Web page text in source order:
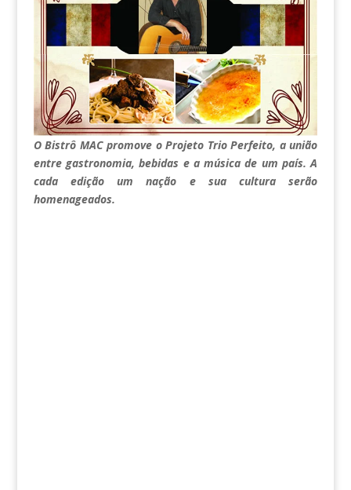
O Bistrô MAC promove o Projeto Trio Perfeito, a união
entre gastronomia, bebidas e a música de um país. A
cada edição um nação e sua cultura serão
homenageados.